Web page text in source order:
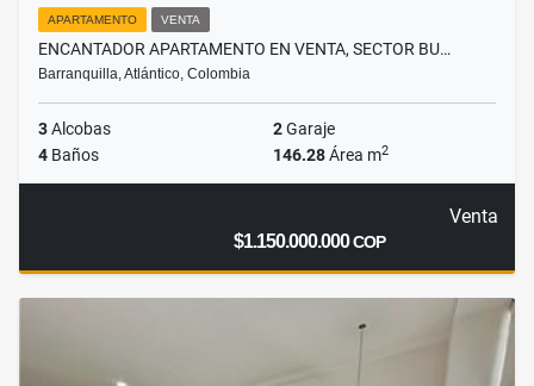
APARTAMENTO VENTA
ENCANTADOR APARTAMENTO EN VENTA, SECTOR BU…
Barranquilla, Atlántico, Colombia
3Alcobas 2Garaje
4 Baños 146.28Área m2
Venta
$1.150.000.000COP